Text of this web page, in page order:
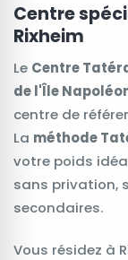
Centre
Rixheim
Le Centre
de l'Île
centre de
La méthode
votre poids
sans privation,
secondaires.
Vous résidez à